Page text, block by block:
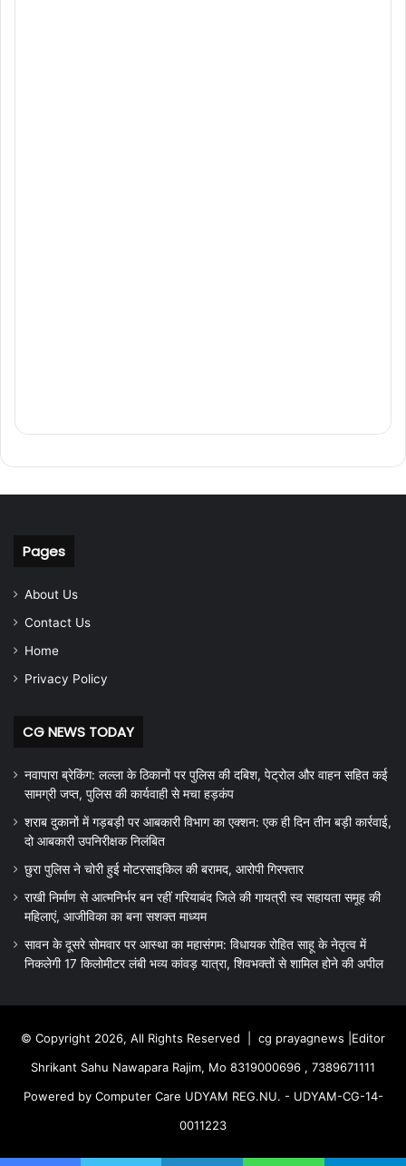
Pages
About Us
Contact Us
Home
Privacy Policy
CG NEWS TODAY
नवापारा ब्रेकिंग: लल्ला के ठिकानों पर पुलिस की दबिश, पेट्रोल और वाहन सहित कई
सामग्री जप्त, पुलिस की कार्यवाही से मचा हड़कंप
शराब दुकानों में गड़बड़ी पर आबकारी विभाग का एक्शन: एक ही दिन तीन बड़ी कार्रवाई,
दो आबकारी उपनिरीक्षक निलंबित
छुरा पुलिस ने चोरी हुई मोटरसाइकिल की बरामद, आरोपी गिरफ्तार
राखी निर्माण से आत्मनिर्भर बन रहीं गरियाबंद जिले की गायत्री स्व सहायता समूह की
महिलाएं, आजीविका का बना सशक्त माध्यम
सावन के दूसरे सोमवार पर आस्था का महासंगम: विधायक रोहित साहू के नेतृत्व में
निकलेगी 17 किलोमीटर लंबी भव्य कांवड़ यात्रा, शिवभक्तों से शामिल होने की अपील
© Copyright 2026, All Rights Reserved | cg prayagnews |Editor
Shrikant Sahu Nawapara Rajim, Mo 8319000696 , 7389671111
Powered by Computer Care UDYAM REG.NU. - UDYAM-CG-14-
0011223